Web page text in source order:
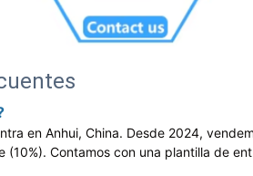
en Anhui, China. Desde 2024,
(10%). Contamos con una plantilla de